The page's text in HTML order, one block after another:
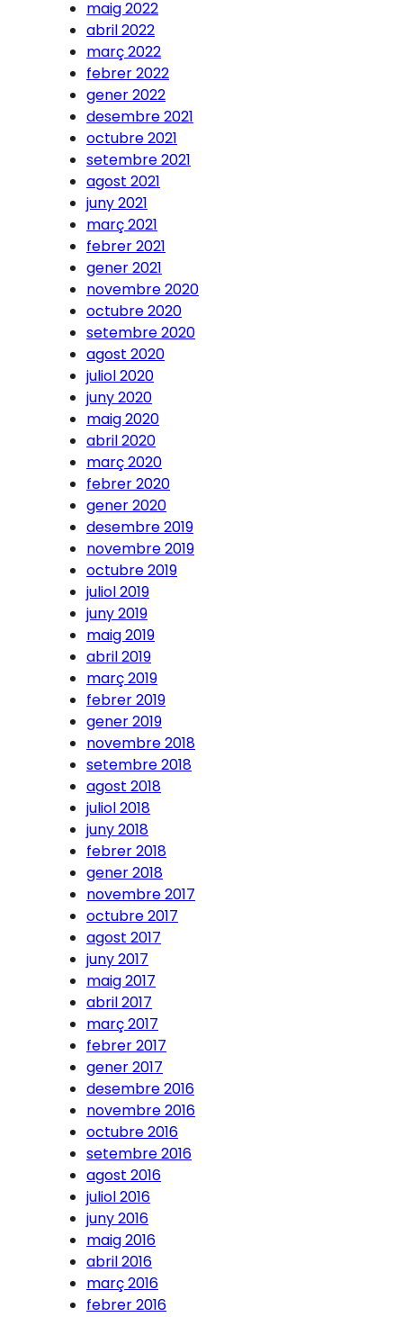
maig 2022
abril 2022
març 2022
febrer 2022
gener 2022
desembre 2021
octubre 2021
setembre 2021
agost 2021
juny 2021
març 2021
febrer 2021
gener 2021
novembre 2020
octubre 2020
setembre 2020
agost 2020
juliol 2020
juny 2020
maig 2020
abril 2020
març 2020
febrer 2020
gener 2020
desembre 2019
novembre 2019
octubre 2019
juliol 2019
juny 2019
maig 2019
abril 2019
març 2019
febrer 2019
gener 2019
novembre 2018
setembre 2018
agost 2018
juliol 2018
juny 2018
febrer 2018
gener 2018
novembre 2017
octubre 2017
agost 2017
juny 2017
maig 2017
abril 2017
març 2017
febrer 2017
gener 2017
desembre 2016
novembre 2016
octubre 2016
setembre 2016
agost 2016
juliol 2016
juny 2016
maig 2016
abril 2016
març 2016
febrer 2016